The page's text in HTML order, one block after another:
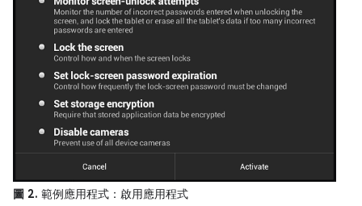
圖 2. 範例應用程式：啟用應用程式